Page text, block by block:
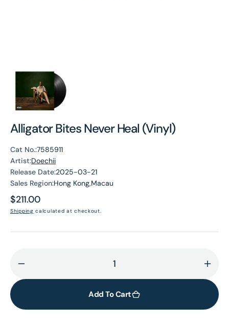
Alligator Bites Never Heal (Vinyl)
Cat No.:7585911
Artist:Doechii
Release Date:2025-03-21
Sales Region:Hong Kong,Macau
Regular
price
$211.00
Shipping calculated at checkout.
quantity
Alligator
for
Add To Cart